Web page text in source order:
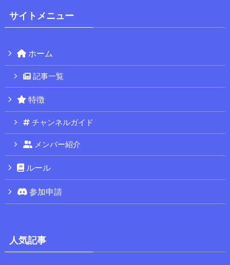
サイトメニュー
ホーム
記事一覧
特徴
チャンネルガイド
メンバー紹介
ルール
参加申請
人気記事